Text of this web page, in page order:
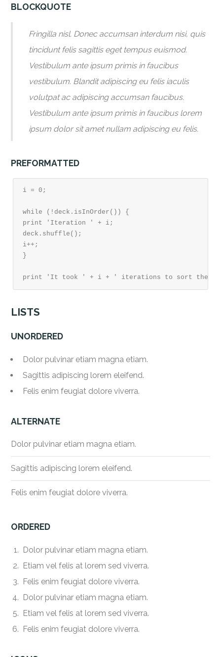
BLOCKQUOTE
Fringilla nisl. Donec accumsan interdum nisi, quis
tincidunt felis sagittis eget tempus euismod.
Vestibulum ante ipsum primis in faucibus
vestibulum. Blandit adipiscing eu felis iaculis
volutpat ac adipiscing accumsan faucibus.
Vestibulum ante ipsum primis in faucibus lorem
ipsum dolor sit amet nullam adipiscing eu felis.
PREFORMATTED
i = 0;
while (!deck.isInOrder()) {
print 'Iteration ' + i;
deck.shuffle();
i++;
}
print 'It took ' + i + ' iterations to sort the
LISTS
UNORDERED
Dolor pulvinar etiam magna etiam.
Sagittis adipiscing lorem eleifend.
Felis enim feugiat dolore viverra.
ALTERNATE
Dolor pulvinar etiam magna etiam.
Sagittis adipiscing lorem eleifend.
Felis enim feugiat dolore viverra.
ORDERED
Dolor pulvinar etiam magna etiam.
Etiam vel felis at lorem sed viverra.
Felis enim feugiat dolore viverra.
Dolor pulvinar etiam magna etiam.
Etiam vel felis at lorem sed viverra.
Felis enim feugiat dolore viverra.